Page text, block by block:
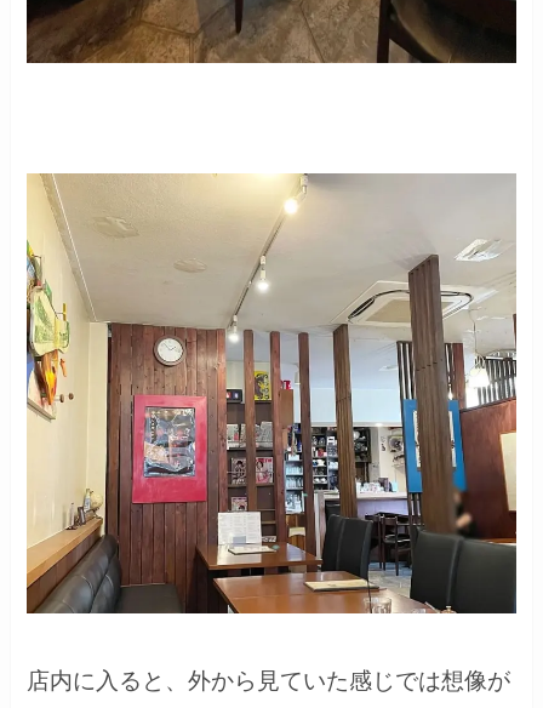
店内に入ると、外から見ていた感じでは想像が